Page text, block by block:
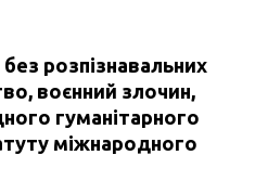
розпізнавальних
воєнний злочин,
гуманітарного
міжнародного